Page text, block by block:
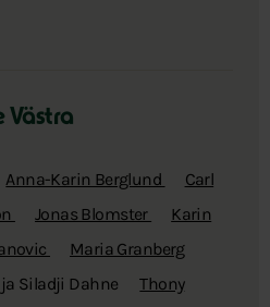
Västra
Anna-Karin Berglund
Carl
Jonas Blomster
Karin
Maria Granberg
Siladji Dahne
Thony